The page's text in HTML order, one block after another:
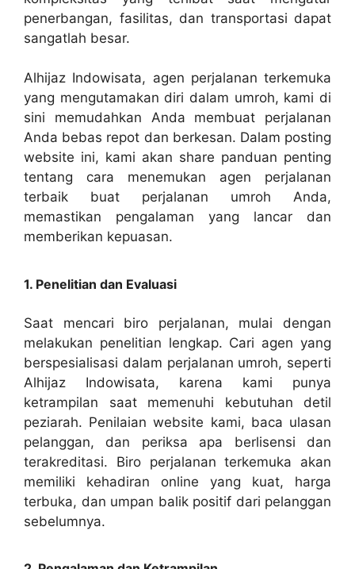
penerbangan, fasilitas, dan transportasi dapat
sangatlah besar.
Alhijaz Indowisata, agen perjalanan terkemuka
yang mengutamakan diri dalam umroh, kami di
sini memudahkan Anda membuat perjalanan
Anda bebas repot dan berkesan. Dalam posting
website ini, kami akan share panduan penting
tentang cara menemukan agen perjalanan
terbaik buat perjalanan umroh Anda,
memastikan pengalaman yang lancar dan
memberikan kepuasan.
1. Penelitian dan Evaluasi
Saat mencari biro perjalanan, mulai dengan
melakukan penelitian lengkap. Cari agen yang
berspesialisasi dalam perjalanan umroh, seperti
Alhijaz Indowisata, karena kami punya
ketrampilan saat memenuhi kebutuhan detil
peziarah. Penilaian website kami, baca ulasan
pelanggan, dan periksa apa berlisensi dan
terakreditasi. Biro perjalanan terkemuka akan
memiliki kehadiran online yang kuat, harga
terbuka, dan umpan balik positif dari pelanggan
sebelumnya.